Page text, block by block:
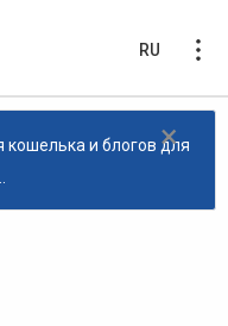
RU
×
и блогов для